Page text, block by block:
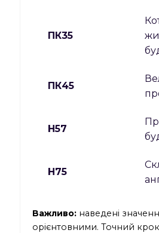
ПК35
ПК45
Н57
Н75
Важливо: наведені
орієнтовними. Точний